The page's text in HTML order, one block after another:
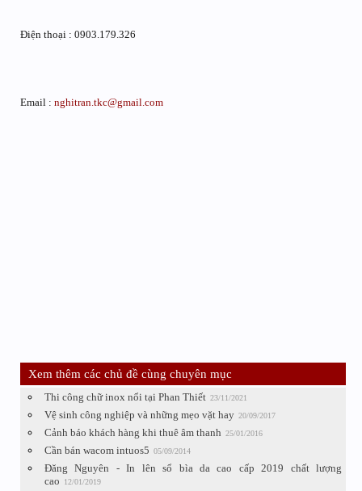
Điện thoại : 0903.179.326
Email : nghitran.tkc@gmail.com
Xem thêm các chủ đề cùng chuyên mục
Thi công chữ inox nổi tại Phan Thiết 23/11/2021
Vệ sinh công nghiệp và những mẹo vặt hay 20/09/2017
Cảnh báo khách hàng khi thuê âm thanh 25/01/2016
Cần bán wacom intuos5 05/09/2014
Đăng Nguyên - In lên sổ bìa da cao cấp 2019 chất lượng
cao
12/01/2019